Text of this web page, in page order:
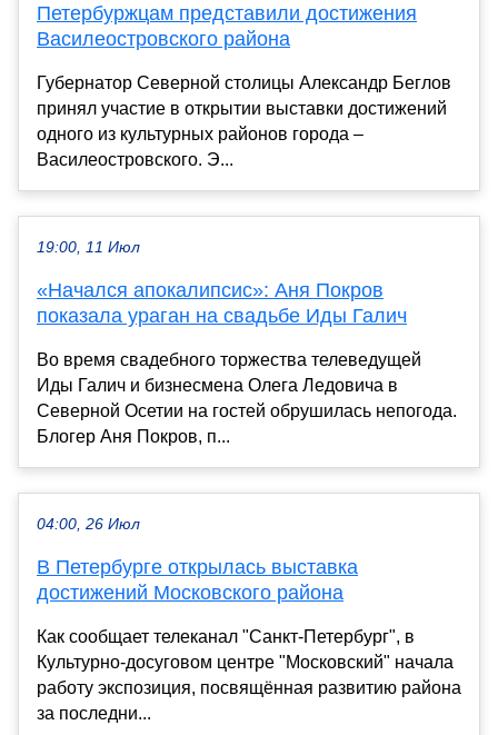
Петербуржцам представили достижения
Василеостровского района
Губернатор Северной столицы Александр Беглов
принял участие в открытии выставки достижений
одного из культурных районов города –
Василеостровского. Э...
19:00, 11 Июл
«Начался апокалипсис»: Аня Покров
показала ураган на свадьбе Иды Галич
Во время свадебного торжества телеведущей
Иды Галич и бизнесмена Олега Ледовича в
Северной Осетии на гостей обрушилась непогода.
Блогер Аня Покров, п...
04:00, 26 Июл
В Петербурге открылась выставка
достижений Московского района
Как сообщает телеканал "Санкт-Петербург", в
Культурно-досуговом центре "Московский" начала
работу экспозиция, посвящённая развитию района
за последни...